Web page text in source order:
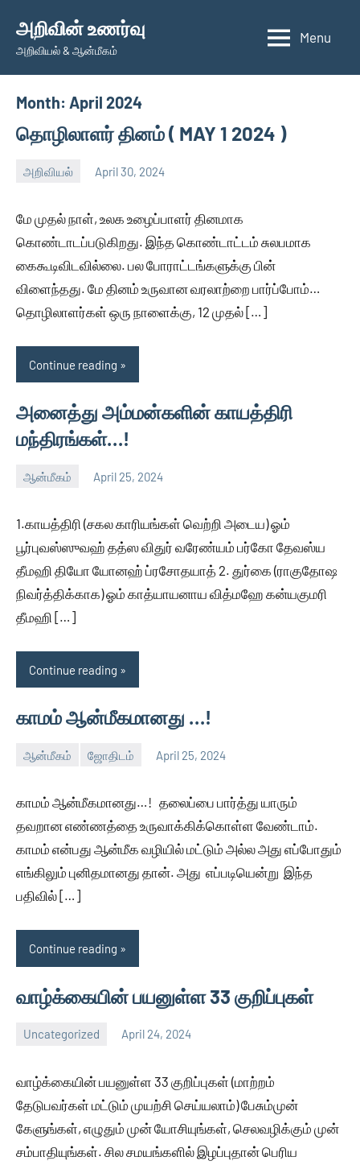
content
அறிவின் உணர்வு
அறிவியல் & ஆன்மீகம்
Menu
Month: April 2024
தொழிலாளர் தினம் ( MAY 1 2024 )
அறிவியல் April 30, 2024
Auser
மே முதல் நாள், உலக உழைப்பாளர் தினமாக
கொண்டாடப்படுகிறது. இந்த கொண்டாட்டம் சுலபமாக
கைகூடிவிடவில்லை. பல போராட்டங்களுக்கு பின்
விளைந்தது. மே தினம் உருவான வரலாற்றை பார்ப்போம்…
தொழிலாளர்கள் ஒரு நாளைக்கு, 12 முதல் […]
Continue reading
அனைத்து அம்மன்களின் காயத்திரி
மந்திரங்கள்…!
ஆன்மீகம் April 25, 2024
Auser
No
1.காயத்திரி (சகல காரியங்கள் வெற்றி அடைய) ஓம்
பூர்புவஸ்ஸுவஹ் தத்ஸ விதுர் வரேண்யம் பர்கோ தேவஸ்ய
தீமஹி தியோ யோனஹ் ப்ரசோதயாத் 2. துர்கை (ராகுதோஷ
நிவர்த்திக்காக) ஓம் காத்யாயனாய வித்மஹே கன்யகுமரி
தீமஹி […]
Continue reading
காமம் ஆன்மீகமானது …!
ஆன்மீகம் ஜோதிடம் April 25, 2024
Auser
No
காமம் ஆன்மீகமானது…! தலைப்பை பார்த்து யாரும்
தவறான எண்ணத்தை உருவாக்கிக்கொள்ள வேண்டாம்.
காமம் என்பது ஆன்மீக வழியில் மட்டும் அல்ல அது எப்போதும்
எங்கிலும் புனிதமானது தான். அது எப்படியென்று இந்த
பதிவில் […]
Continue reading
வாழ்க்கையின் பயனுள்ள 33 குறிப்புகள்
Uncategorized April 24, 2024
வாழ்க்கையின் பயனுள்ள 33 குறிப்புகள் (மாற்றம்
தேடுபவர்கள் மட்டும் முயற்சி செய்யலாம்) பேசும்முன்
கேளுங்கள், எழுதும் முன் யோசியுங்கள், செலவழிக்கும் முன்
சம்பாதியுங்கள். சில சமயங்களில் இழப்புதான் பெரிய